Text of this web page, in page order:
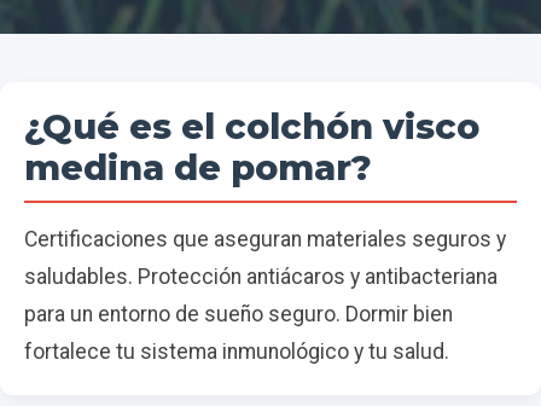
¿Qué es el colchón visco
medina de pomar?
Certificaciones que aseguran materiales seguros y
saludables. Protección antiácaros y antibacteriana
para un entorno de sueño seguro. Dormir bien
fortalece tu sistema inmunológico y tu salud.